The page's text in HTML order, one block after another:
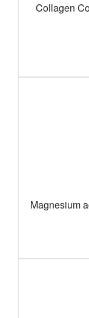
Collagen
Magnesium